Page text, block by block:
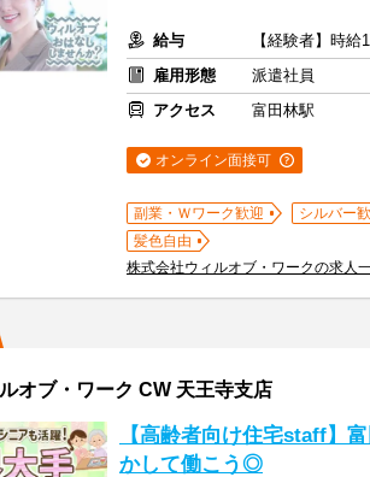
給与
【経験者】時
雇用形態
派遣社員
アクセス
富田林駅
オンライン面接可
副業・Ｗワーク歓迎 シルバー
髪色自由
株式会社ウィルオブ・ワークの求人
オブ・ワーク CW 天王寺支店
【高齢者向け住宅staff】
かして働こう◎